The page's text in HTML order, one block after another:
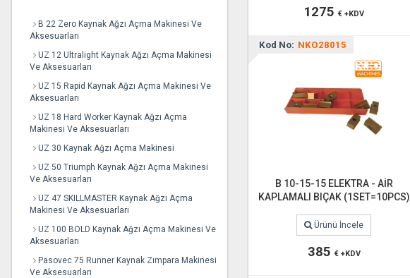
B 22 Zero Kaynak Ağzı Açma Makinesi Ve
Aksesuarları
UZ 12 Ultralight Kaynak Ağzı Açma Makinesi
Ve Aksesuarları
UZ 15 Rapid Kaynak Ağzı Açma Makinesi Ve
Aksesuarları
UZ 18 Hard Worker Kaynak Ağzı Açma
Makinesi Ve Aksesuarları
UZ 30 Kaynak Ağzı Açma Makinesi
UZ 50 Triumph Kaynak Ağzı Açma Makinesi
Ve Aksesuarları
UZ 47 SKILLMASTER Kaynak Ağzı Açma
Makinesi Ve Aksesuarları
UZ 100 BOLD Kaynak Ağzı Açma Makinesi Ve
Aksesuarları
Pasovec 75 Runner Kaynak Zımpara Makinesi
Ve Aksesuarları
1275€ +KDV
Kod No: NKO28015
B 10-15-15 ELEKTRA - AİR
KAPLAMALI BIÇAK (1SET=10PCS)
Ürünü İncele
385 € +KDV